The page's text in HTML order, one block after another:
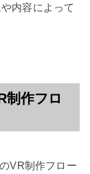
内容によって
制作フロ
VR制作フロー